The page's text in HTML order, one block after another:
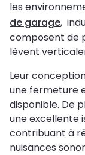
les
de garage,
composent de
lèvent
Leur
une fermeture
disponible. De
une excellente
contribuant à
nuisances